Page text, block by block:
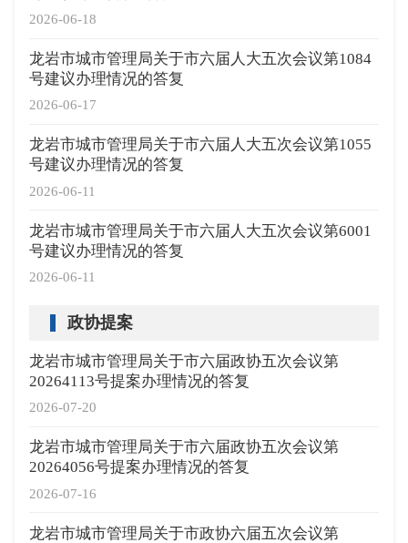
2026-06-18
2026-06-17
龙岩市城市管理局关于市六届人大五次会议第1084
号建议办理情况的答复
2026-06-11
龙岩市城市管理局关于市六届人大五次会议第1055
号建议办理情况的答复
2026-06-11
龙岩市城市管理局关于市六届人大五次会议第6001
号建议办理情况的答复
政协提案
2026-07-20
龙岩市城市管理局关于市六届政协五次会议第
20264113号提案办理情况的答复
2026-07-16
龙岩市城市管理局关于市六届政协五次会议第
20264056号提案办理情况的答复
龙岩市城市管理局关于市政协六届五次会议第